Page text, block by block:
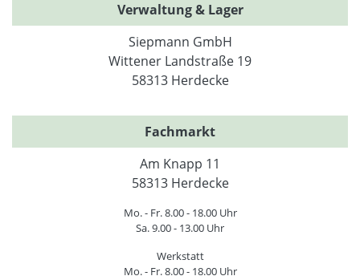
Verwaltung & Lager
Siepmann GmbH
Wittener Landstraße 19
58313 Herdecke
Fachmarkt
Am Knapp 11
58313 Herdecke
Mo. - Fr. 8.00 - 18.00 Uhr
Sa. 9.00 - 13.00 Uhr
Werkstatt
Mo. - Fr. 8.00 - 18.00 Uhr